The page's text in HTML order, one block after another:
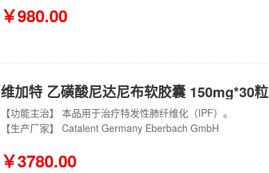
￥980.00
维加特 乙磺酸尼达尼布软胶囊 150mg*30粒
【功能主治】 本品用于治疗特发性肺纤维化（IPF）。
【生产厂家】 Catalent Germany Eberbach GmbH
￥3780.00